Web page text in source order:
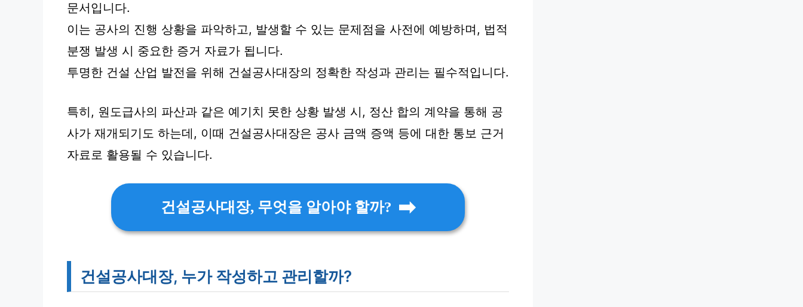
문서입니다.
이는 공사의 진행 상황을 파악하고, 발생할 수 있는 문제점을 사전에 예방하며, 법적
분쟁 발생 시 중요한 증거 자료가 됩니다.
투명한 건설 산업 발전을 위해 건설공사대장의 정확한 작성과 관리는 필수적입니다.
특히, 원도급사의 파산과 같은 예기치 못한 상황 발생 시, 정산 합의 계약을 통해 공
사가 재개되기도 하는데, 이때 건설공사대장은 공사 금액 증액 등에 대한 통보 근거
자료로 활용될 수 있습니다.
건설공사대장, 무엇을 알아야 할까?
건설공사대장, 누가 작성하고 관리할까?